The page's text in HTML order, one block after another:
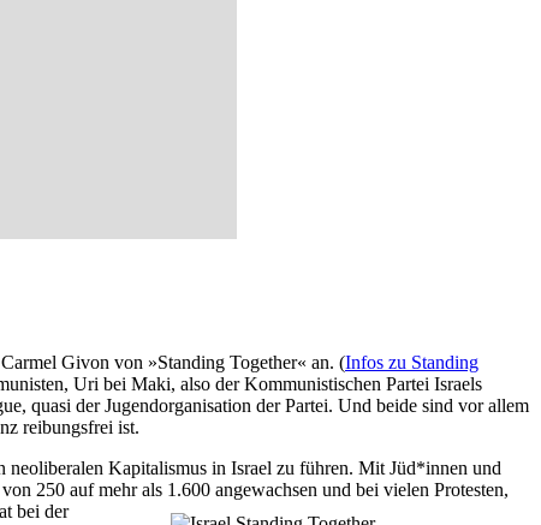
Givon von »Standing Together« an. (Infos zu Standing
Uri bei Maki, also der Kommunistischen Partei Israels
quasi der Jugendorganisation der Partei. Und beide sind vor allem
reibungsfrei ist.
neoliberalen Kapitalismus in Israel zu führen. Mit Jüd*innen und
250 auf mehr als 1.600 angewachsen und bei vielen Protesten,
bei der